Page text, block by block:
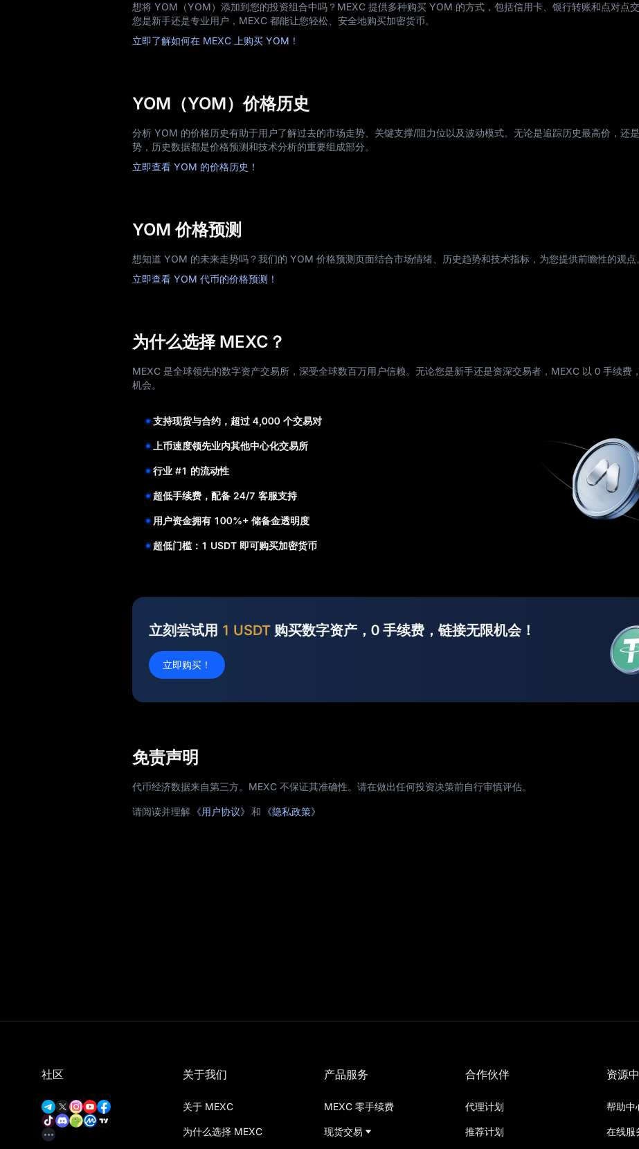
想将 YOM（YOM）添加到您的投资组合中吗？MEXC 提供多种购买 YOM 的方式，包括信用卡、银行转账和点对点
您是新手还是专业用户，MEXC 都能让您轻松、安全地购买加密货币。
立即了解如何在 MEXC 上购买 YOM！
YOM（YOM）价格历史
分析 YOM 的价格历史有助于用户了解过去的市场走势、关键支撑/阻力位以及波动模式。无论是追踪历史最高价，还
势，历史数据都是价格预测和技术分析的重要组成部分。
立即查看 YOM 的价格历史！
YOM 价格预测
想知道 YOM 的未来走势吗？我们的 YOM 价格预测页面结合市场情绪、历史趋势和技术指标，为您提供前瞻性的观点
立即查看 YOM 代币的价格预测！
为什么选择 MEXC？
MEXC 是全球领先的数字资产交易所，深受全球数百万用户信赖。无论您是新手还是资深交易者，MEXC 以 0 手续费
机会。
支持现货与合约，超过 4,000 个交易对
上币速度领先业内其他中心化交易所
行业 #1 的流动性
超低手续费，配备 24/7 客服支持
用户资金拥有 100%+ 储备金透明度
超低门槛：1 USDT 即可购买加密货币
立刻尝试用 1 USDT 购买数字资产，0 手续费，链接无限机会！
立即购买！
免责声明
代币经济数据来自第三方。MEXC 不保证其准确性。请在做出任何投资决策前自行审慎评估。
请阅读并理解 《用户协议》 和 《隐私政策》
社区 关于我们
关于 MEXC
为什么选择 MEXC
产品服务
MEXC 零手续费
现货交易
合作伙伴
代理计划
推荐计划
资源
帮助中
在线服